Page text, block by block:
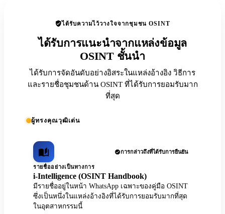
ได้รับความไว้วางใจจากชุมชน OSINT
ได้รับการแนะนำจากแหล่งข้อมูล
OSINT ชั้นนำ
ได้รับการจัดอันดับอย่างอิสระในแหล่งอ้างอิง วิธีการ
และรายชื่อชุมชนด้าน OSINT ที่ได้รับการยอมรับมาก
ที่สุด
ผู้ทรงคุณวุฒิเด่น
การกล่าวถึงที่ได้รับการยืนยัน
รายชื่ออย่างเป็นทางการ
i-Intelligence (OSINT Handbook)
มีรายชื่ออยู่ในหน้า WhatsApp เฉพาะของคู่มือ OSINT
ซึ่งเป็นหนึ่งในแหล่งอ้างอิงที่ได้รับการยอมรับมากที่สุด
ในอุตสาหกรรมนี้